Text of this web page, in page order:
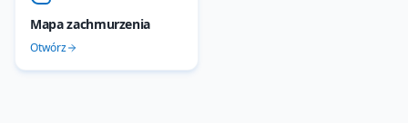
Mapa zachmurzenia
Otwórz